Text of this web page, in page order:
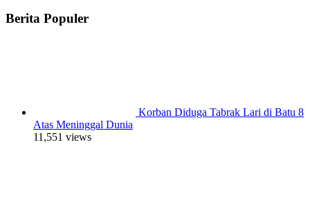
Berita Populer
Korban Diduga Tabrak Lari di Batu 8
Atas Meninggal Dunia
11,551 views